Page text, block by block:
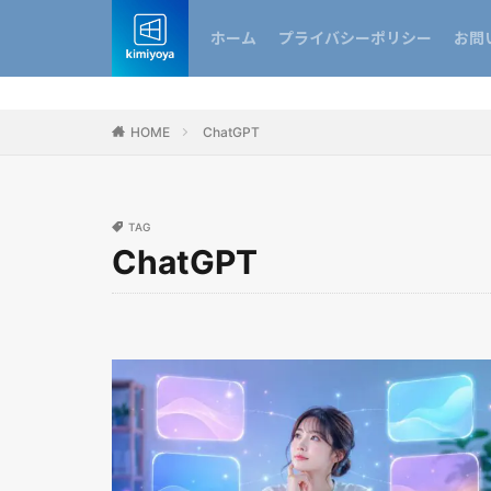
ホーム プライバシーポリシー お問
HOME ChatGPT
TAG
ChatGPT